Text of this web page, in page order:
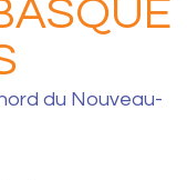
du Nouveau-